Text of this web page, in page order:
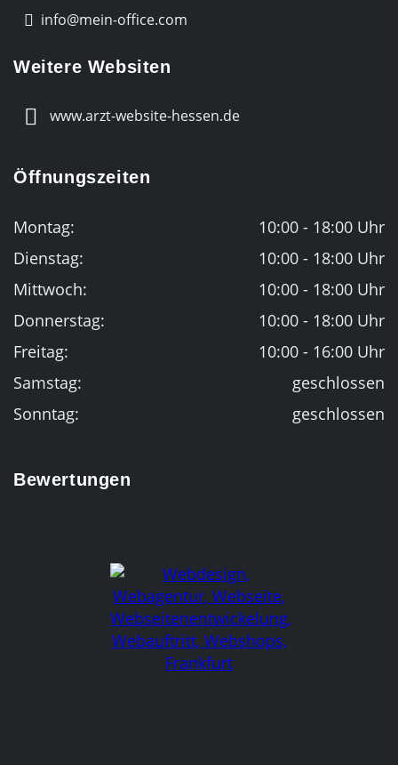
info@mein-office.com
Weitere Websiten
www.arzt-website-hessen.de
Öffnungszeiten
Montag:
10:00 - 18:00 Uhr
Dienstag:
10:00 - 18:00 Uhr
Mittwoch:
10:00 - 18:00 Uhr
Donnerstag:
10:00 - 18:00 Uhr
Freitag:
10:00 - 16:00 Uhr
Samstag:
geschlossen
Sonntag:
geschlossen
Bewertungen